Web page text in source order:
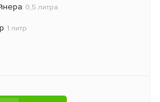
0,5 литра
1 литр